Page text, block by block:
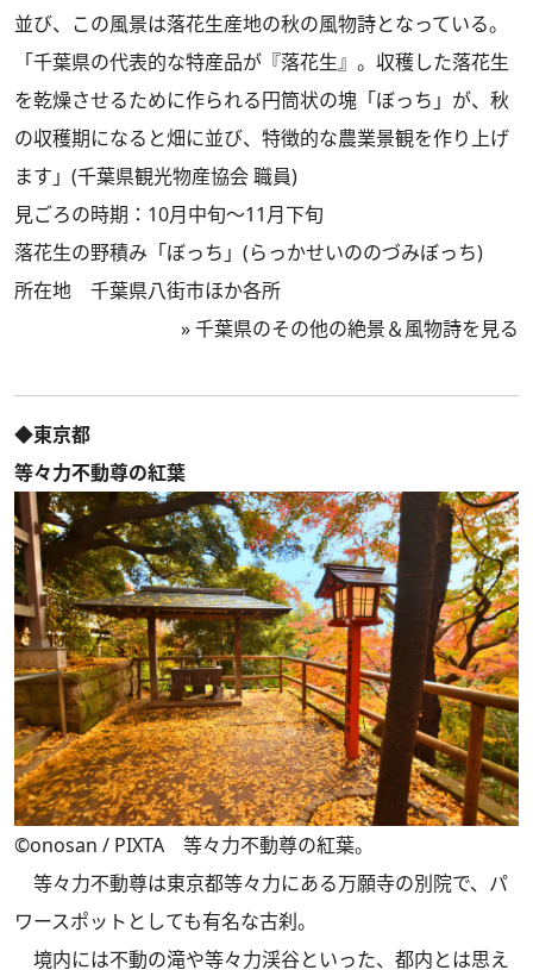
並び、この風景は落花生産地の秋の風物詩となっている。
「千葉県の代表的な特産品が『落花生』。収穫した落花生
を乾燥させるために作られる円筒状の塊「ぼっち」が、秋
の収穫期になると畑に並び、特徴的な農業景観を作り上げ
ます」(千葉県観光物産協会 職員)
見ごろの時期：10月中旬〜11月下旬
落花生の野積み「ぼっち」(らっかせいののづみぼっち)
所在地 千葉県八街市ほか各所
»千葉県のその他の絶景＆風物詩を見る
◆東京都
等々力不動尊の紅葉
©️onosan / PIXTA 等々力不動尊の紅葉。
等々力不動尊は東京都等々力にある万願寺の別院で、パ
ワースポットとしても有名な古刹。
境内には不動の滝や等々力渓谷といった、都内とは思え